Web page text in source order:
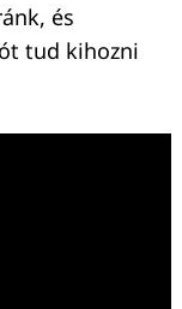
és
tud kihozni